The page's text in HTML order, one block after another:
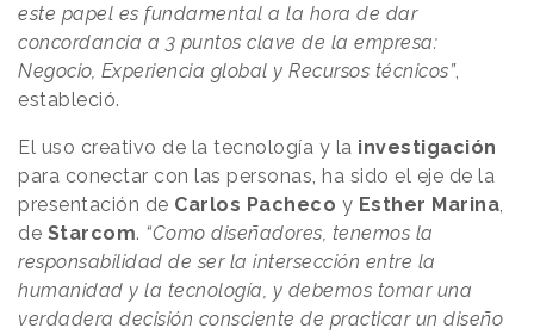
este papel es fundamental a la hora de dar
concordancia a 3 puntos clave de la empresa:
Negocio, Experiencia global y Recursos técnicos”,
estableció.
El uso creativo de la tecnología y la investigación
para conectar con las personas, ha sido el eje de la
presentación de Carlos Pacheco y Esther Marina,
de Starcom. “Como diseñadores, tenemos la
responsabilidad de ser la intersección entre la
humanidad y la tecnología, y debemos tomar una
verdadera decisión consciente de practicar un diseño